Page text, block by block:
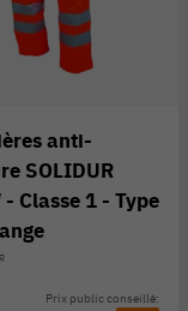
anti-
SOLIDUR
- Classe 1 - Type
Prix public conseillé: